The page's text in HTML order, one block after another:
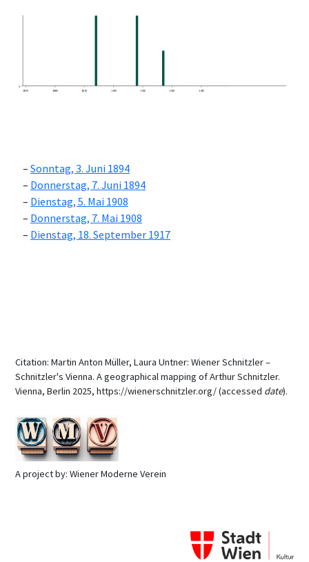
0
1870
1880 1890 1900 1910 1920 1930
Sonntag, 3. Juni 1894
Donnerstag, 7. Juni 1894
Dienstag, 5. Mai 1908
Donnerstag, 7. Mai 1908
Dienstag, 18. September 1917
Citation: Martin Anton Müller, Laura Untner: Wiener Schnitzler –
Schnitzler's Vienna. A geographical mapping of Arthur Schnitzler.
Vienna, Berlin 2025, https://wienerschnitzler.org/ (accessed date).
A project by: Wiener Moderne Verein